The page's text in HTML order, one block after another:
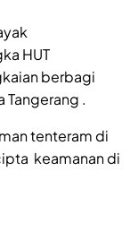
HUT
berbagi
.
tenteram di
keamanan di